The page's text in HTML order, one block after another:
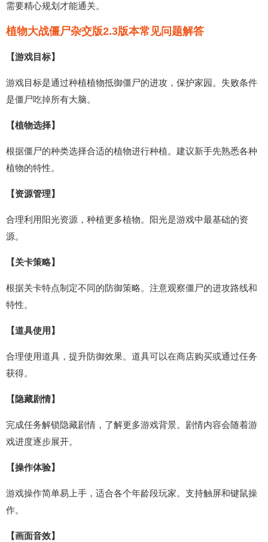
需要精心规划才能通关。
植物大战僵尸杂交版2.3版本常见问题解答
【游戏目标】
游戏目标是通过种植植物抵御僵尸的进攻，保护家园。失败条件
是僵尸吃掉所有大脑。
【植物选择】
根据僵尸的种类选择合适的植物进行种植。建议新手先熟悉各种
植物的特性。
【资源管理】
合理利用阳光资源，种植更多植物。阳光是游戏中最基础的资
源。
【关卡策略】
根据关卡特点制定不同的防御策略。注意观察僵尸的进攻路线和
特性。
【道具使用】
合理使用道具，提升防御效果。道具可以在商店购买或通过任务
获得。
【隐藏剧情】
完成任务解锁隐藏剧情，了解更多游戏背景。剧情内容会随着游
戏进度逐步展开。
【操作体验】
游戏操作简单易上手，适合各个年龄段玩家。支持触屏和键鼠操
作。
【画面音效】